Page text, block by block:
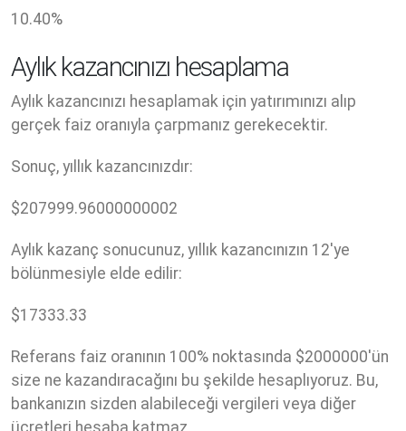
10.40%
Aylık kazancınızı hesaplama
Aylık kazancınızı hesaplamak için yatırımınızı alıp
gerçek faiz oranıyla çarpmanız gerekecektir.
Sonuç, yıllık kazancınızdır:
$207999.96000000002
Aylık kazanç sonucunuz, yıllık kazancınızın 12'ye
bölünmesiyle elde edilir:
$17333.33
Referans faiz oranının 100% noktasında $2000000'ün
size ne kazandıracağını bu şekilde hesaplıyoruz. Bu,
bankanızın sizden alabileceği vergileri veya diğer